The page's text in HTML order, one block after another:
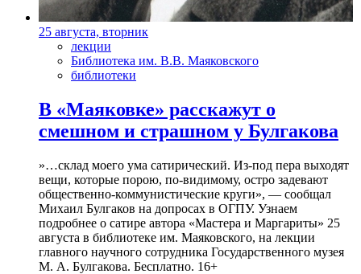
25 августа, вторник
лекции
Библиотека им. В.В. Маяковского
библиотеки
В «Маяковке» расскажут о
смешном и страшном у Булгакова
»…склад моего ума сатирический. Из-под пера выходят
вещи, которые порою, по-видимому, остро задевают
общественно-коммунистические круги», — сообщал
Михаил Булгаков на допросах в ОГПУ. Узнаем
подробнее о сатире автора «Мастера и Маргариты» 25
августа в библиотеке им. Маяковского, на лекции
главного научного сотрудника Государственного музея
М. А. Булгакова. Бесплатно. 16+